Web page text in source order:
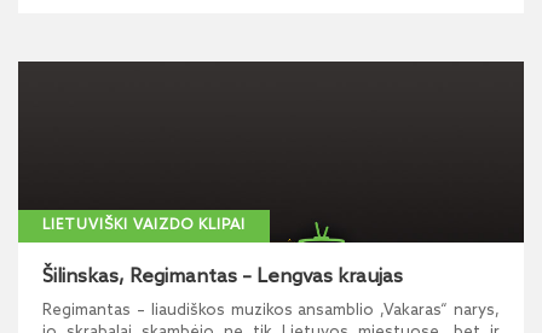
LIETUVIŠKI VAIZDO KLIPAI
Šilinskas, Regimantas – Lengvas kraujas
Regimantas – liaudiškos muzikos ansamblio ,Vakaras“ narys,